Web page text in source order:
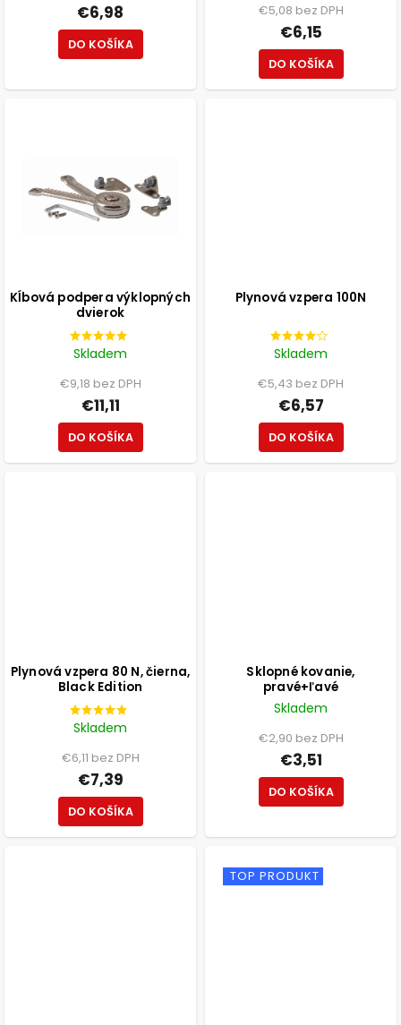
€6,98
DO KOŠÍKA
€5,08 bez DPH
€6,15
DO KOŠÍKA
Kĺbová podpera výklopných
dvierok
Skladem
€9,18 bez DPH
€11,11
DO KOŠÍKA
Plynová vzpera 100N
Skladem
€5,43 bez DPH
€6,57
DO KOŠÍKA
Plynová vzpera 80 N, čierna,
Black Edition
Skladem
€6,11 bez DPH
€7,39
DO KOŠÍKA
Sklopné kovanie,
pravé+ľavé
Skladem
€2,90 bez DPH
€3,51
DO KOŠÍKA
TOP PRODUKT